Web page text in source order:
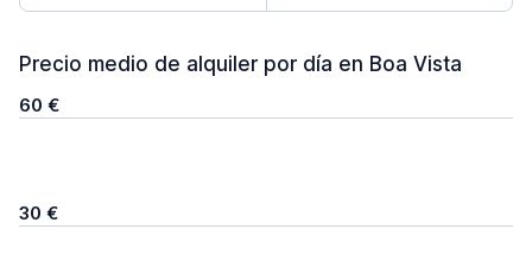
Precio medio de alquiler por día en Boa Vista
60 €
30 €